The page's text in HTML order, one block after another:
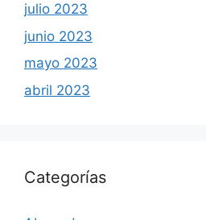
julio 2023
junio 2023
mayo 2023
abril 2023
Categorías